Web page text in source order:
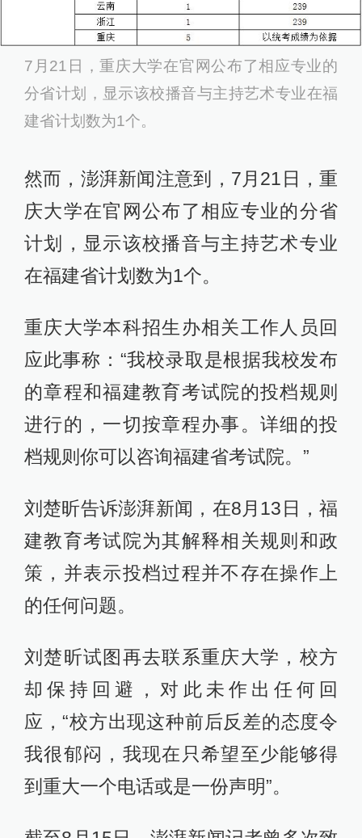
7月21日，重庆大学在官网公布了相应专业的
分省计划，显示该校播音与主持艺术专业在福
建省计划数为1个。
然而，澎湃新闻注意到，7月21日，重
庆大学在官网公布了相应专业的分省
计划，显示该校播音与主持艺术专业
在福建省计划数为1个。
重庆大学本科招生办相关工作人员回
应此事称：“我校录取是根据我校发布
的章程和福建教育考试院的投档规则
进行的，一切按章程办事。详细的投
档规则你可以咨询福建省考试院。”
刘楚昕告诉澎湃新闻，在8月13日，福
建教育考试院为其解释相关规则和政
策，并表示投档过程并不存在操作上
的任何问题。
刘楚昕试图再去联系重庆大学，校方
却保持回避，对此未作出任何回
应，“校方出现这种前后反差的态度令
我很郁闷，我现在只希望至少能够得
到重大一个电话或是一份声明”。